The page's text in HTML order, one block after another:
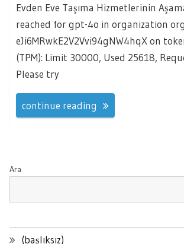
Evden Eve Taşıma Hizmetlerinin
reached for gpt-4o in organization
eJi6MRwkE2V2Vvi94gNW4hqX on
(TPM): Limit 30000, Used 25618,
Please try
continue reading
Ara
(başlıksız)